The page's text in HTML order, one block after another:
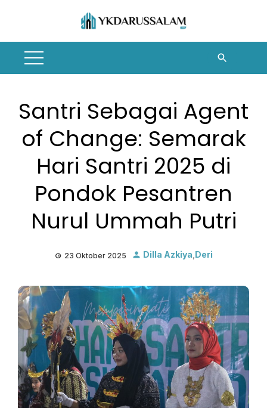
Santri Sebagai Agent
of Change: Semarak
Hari Santri 2025 di
Pondok Pesantren
Nurul Ummah Putri
23 Oktober 2025 Dilla Azkiya Deri